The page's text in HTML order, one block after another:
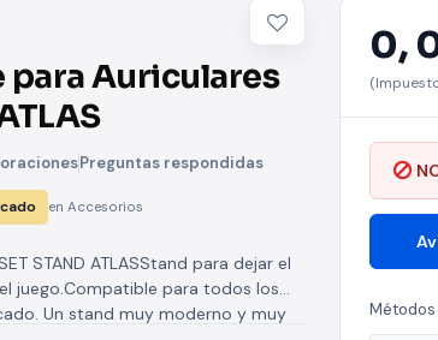
para Auriculares
Preguntas respondidas
en Accesorios
STAND ATLASStand para dejar el
juego.Compatible para todos los
Un stand muy moderno y muy
0,